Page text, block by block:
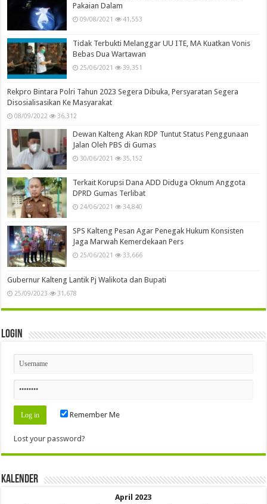
Pakaian Dalam
09/08/2021 41,553
Tidak Terbukti Melanggar UU ITE, MA Kuatkan Vonis
Bebas Dua Wartawan
25/06/2021 39,351
Rekpro Bintara Polri Tahun 2023 Segera Dibuka, Persyaratan Segera
Disosialisasikan Ke Masyarakat
08/09/2022 36,312
Dewan Kalteng Akan RDP Tuntut Status Penggunaan
Jalan Oleh PBS di Gumas
30/06/2021 35,152
Terkait Korupsi Dana ADD Diduga Oknum Anggota
DPRD Gumas Terlibat
24/06/2021 34,840
SPS Kalteng Pesan Agar Penegak Hukum Konsisten
Jaga Marwah Kemerdekaan Pers
25/06/2021 33,666
Gubernur Kalteng Lantik Pj Walikota dan Bupati
25/09/2023 31,678
Login
Remember Me
Lost your password?
Kalender
April 2023